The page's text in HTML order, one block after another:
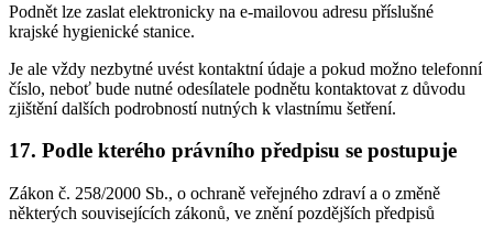
Podnět lze zaslat elektronicky na e-mailovou adresu příslušné
krajské hygienické stanice.
Je ale vždy nezbytné uvést kontaktní údaje a pokud možno telefonní
číslo, neboť bude nutné odesílatele podnětu kontaktovat z důvodu
zjištění dalších podrobností nutných k vlastnímu šetření.
17. Podle kterého právního předpisu se postupuje
Zákon č. 258/2000 Sb., o ochraně veřejného zdraví a o změně
některých souvisejících zákonů, ve znění pozdějších předpisů